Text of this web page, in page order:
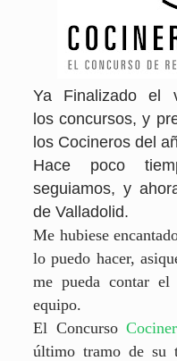
Ya Finalizado el
los concursos, y
los Cocineros del
Hace poco
seguiamos, y
de Valladolid.
Me hubiese
lo puedo hacer,
me pueda contar
equipo.
El Concurso
último tramo de su